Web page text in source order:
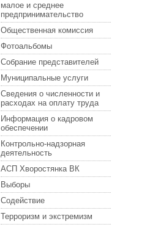
малое и среднее
предпринимательство
Общественная комиссия
Фотоальбомы
Собрание представителей
Муниципальные услуги
Сведения о численности и
расходах на оплату труда
Информация о кадровом
обеспечении
Контрольно-надзорная
деятельность
АСП Хворостянка ВК
Выборы
Содействие
Терроризм и экстремизм